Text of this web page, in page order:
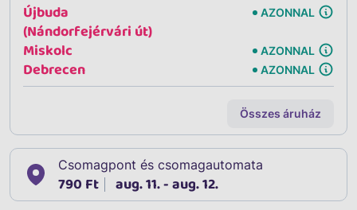
Újbuda
(Nándorfejérvári út)
AZONNAL
Miskolc AZONNAL
Debrecen AZONNAL
Összes áruház
Csomagpont és csomagautomata
790 Ft aug. 11. - aug. 12.